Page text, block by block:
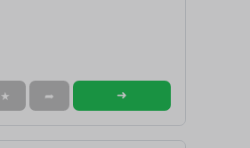
★ ➦ ➜